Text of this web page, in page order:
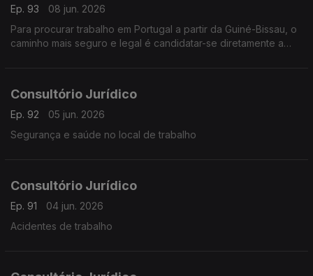
Ep. 93
08 jun. 2026
Para procurar trabalho em Portugal a partir da Guiné-Bissau, o
caminho mais seguro e legal é candidatar-se diretamente a
Consultório Jurídico
Ep. 92
05 jun. 2026
Segurança e saúde no local de trabalho
Consultório Jurídico
Ep. 91
04 jun. 2026
Acidentes de trabalho